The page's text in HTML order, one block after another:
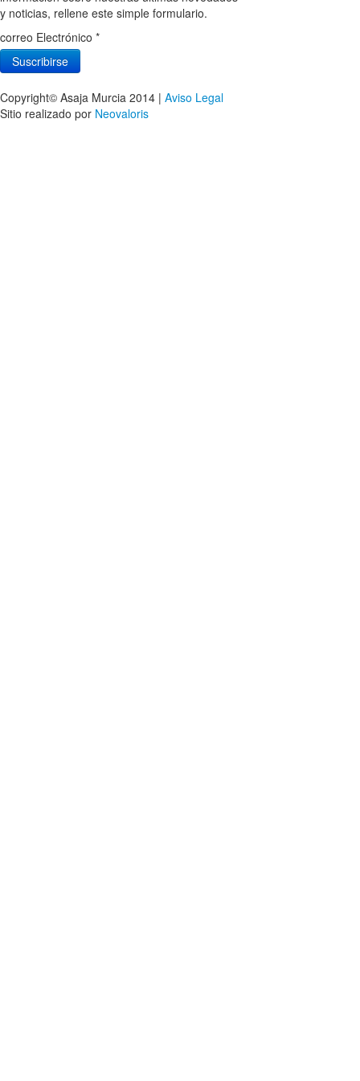
y noticias, rellene este simple formulario.
correo Electrónico *
Copyright© Asaja Murcia 2014 | Aviso Legal
Sitio realizado por Neovaloris